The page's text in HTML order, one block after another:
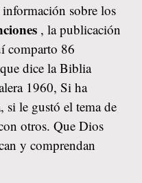
sobre los
, la publicación
comparto 86
dice la Biblia
1960, Si ha
si le gustó el tema de
otros. Que Dios
y comprendan